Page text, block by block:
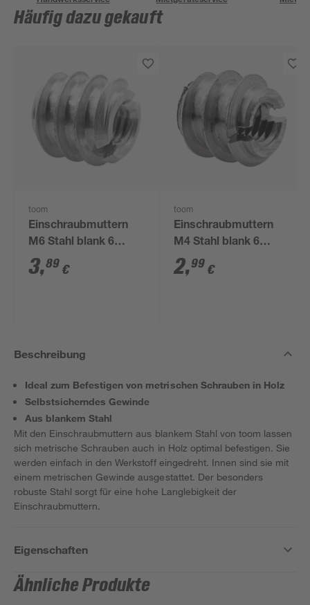
Häufig dazu gekauft
toom
Einschraubmuttern
M6 Stahl blank 6
Stück
3,89 €
toom
Einschraubmuttern
M4 Stahl blank 6
Stück
2,99 €
Beschreibung
Ideal zum Befestigen von metrischen Schrauben in Holz
Selbstsicherndes Gewinde
Aus blankem Stahl
Mit den Einschraubmuttern aus blankem Stahl von toom lassen
sich metrische Schrauben auch in Holz optimal befestigen. Sie
werden einfach in den Werkstoff eingedreht. Innen sind sie mit
einem metrischen Gewinde ausgestattet. Der besonders
robuste Stahl sorgt für eine hohe Langlebigkeit der
Einschraubmuttern.
Eigenschaften
Ähnliche Produkte